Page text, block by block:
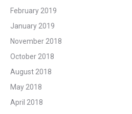
February 2019
January 2019
November 2018
October 2018
August 2018
May 2018
April 2018